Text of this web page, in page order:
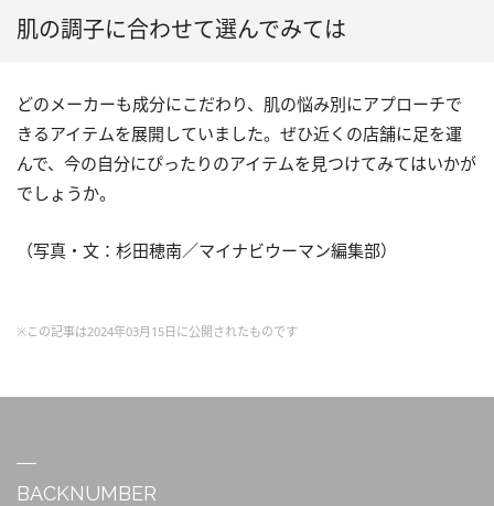
肌の調子に合わせて選んでみては
どのメーカーも成分にこだわり、肌の悩み別にアプローチで
きるアイテムを展開していました。ぜひ近くの店舗に足を運
んで、今の自分にぴったりのアイテムを見つけてみてはいかが
でしょうか。
（写真・文：杉田穂南／マイナビウーマン編集部）
※この記事は2024年03月15日に公開されたものです
BACKNUMBER